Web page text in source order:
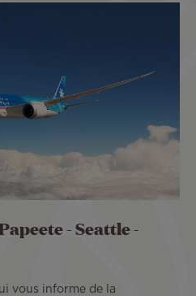
- Seattle -
vous informe de la